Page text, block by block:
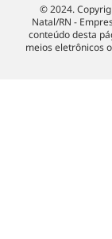
© 2024.
Natal/RN -
conteúdo desta
meios eletrônicos